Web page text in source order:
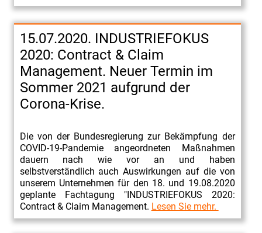
15.07.2020. INDUSTRIEFOKUS
2020: Contract & Claim
Management. Neuer Termin im
Sommer 2021 aufgrund der
Corona-Krise.
Die von der Bundesregierung zur Bekämpfung der
COVID-19-Pandemie angeordneten Maßnahmen
dauern nach wie vor an und haben
selbstverständlich auch Auswirkungen auf die von
unserem Unternehmen für den 18. und 19.08.2020
geplante Fachtagung "INDUSTRIEFOKUS 2020:
Contract & Claim Management. Lesen Sie mehr.
Stagnation
oder
Krise?
Talfahrt
des
Ölpreises.
Sind
Energien
noch
rentabel?
Kontroverse
über
das